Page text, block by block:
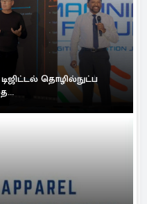
தொழில்நுட்ப